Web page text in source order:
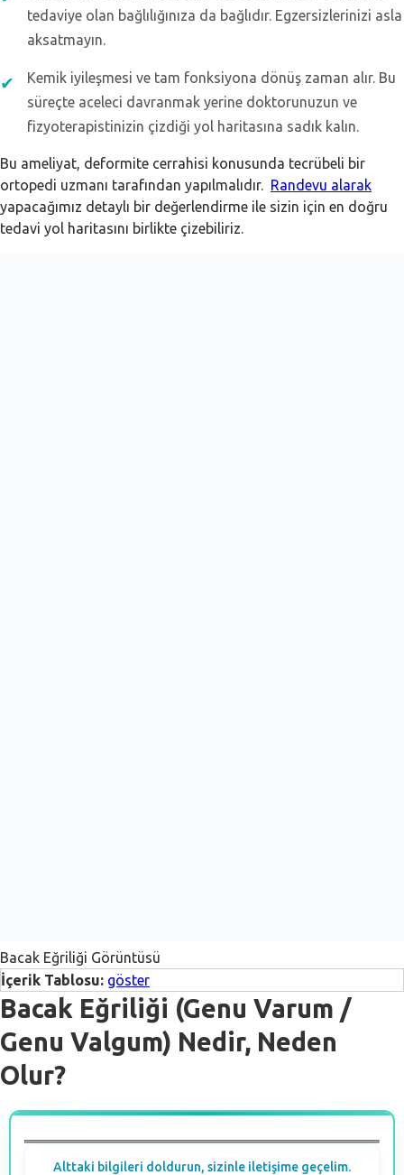
tedaviye olan bağlılığınıza da bağlıdır. Egzersizlerinizi asla
aksatmayın.
Kemik iyileşmesi ve tam fonksiyona dönüş zaman alır. Bu
süreçte aceleci davranmak yerine doktorunuzun ve
fizyoterapistinizin çizdiği yol haritasına sadık kalın.
Bu ameliyat, deformite cerrahisi konusunda tecrübeli bir
ortopedi uzmanı tarafından yapılmalıdır. Randevu alarak
yapacağımız detaylı bir değerlendirme ile sizin için en doğru
tedavi yol haritasını birlikte çizebiliriz.
Bacak Eğriliği Görüntüsü
İçerik Tablosu: göster
Bacak Eğriliği (Genu Varum /
Genu Valgum) Nedir, Neden
Olur?
Alttaki bilgileri doldurun, sizinle iletişime geçelim.